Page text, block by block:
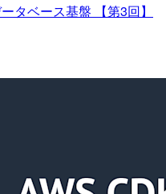
タベース基盤 【第3回】